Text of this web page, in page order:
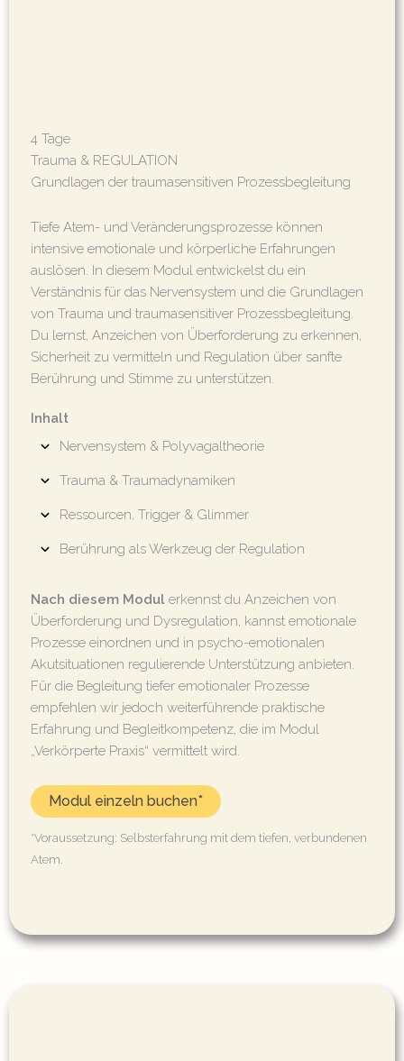
4 Tage
Trauma & REGULATION
Grundlagen der traumasensitiven Prozessbegleitung
Tiefe Atem- und Veränderungsprozesse können
intensive emotionale und körperliche Erfahrungen
auslösen. In diesem Modul entwickelst du ein
Verständnis für das Nervensystem und die Grundlagen
von Trauma und traumasensitiver Prozessbegleitung.
Du lernst, Anzeichen von Überforderung zu erkennen,
Sicherheit zu vermitteln und Regulation über sanfte
Berührung und Stimme zu unterstützen.
Inhalt
Nervensystem & Polyvagaltheorie
Trauma & Traumadynamiken
Ressourcen, Trigger & Glimmer
Berührung als Werkzeug der Regulation
Nach diesem Modul erkennst du Anzeichen von
Überforderung und Dysregulation, kannst emotionale
Prozesse einordnen und in psycho-emotionalen
Akutsituationen regulierende Unterstützung anbieten.
Für die Begleitung tiefer emotionaler Prozesse
empfehlen wir jedoch weiterführende praktische
Erfahrung und Begleitkompetenz, die im Modul
„Verkörperte Praxis“ vermittelt wird.
Modul einzeln buchen*
*Voraussetzung: Selbsterfahrung mit dem tiefen, verbundenen
Atem.